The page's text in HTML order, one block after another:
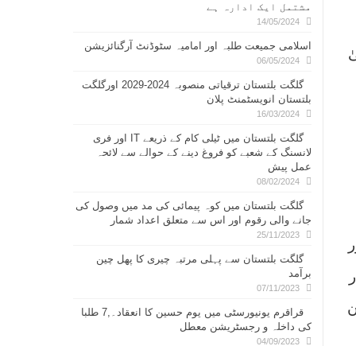
مشتمل ایک ادارہ ہے
14/05/2024
اسلامی جمیعت طلبہ اور امامیہ سٹوڈنٹ آرگنائزیشن
06/05/2024
گلگت بلتستان ترقیاتی منصوبہ 2024-2029 اورگلگت
بلتستان انویسٹمنٹ پلان
16/03/2024
گلگت بلتستان میں ٹیلی کام کے ذریعے IT اور فری
لانسنگ کے شعبے کو فروغ دینے کے حوالے سے لائحہ
عمل پیش
08/02/2024
گلگت بلتستان میں کوہ پیمائی کی مد میں وصول کی
جانے والی رقوم اور اس سے متعلق اعداد شمار
25/11/2023
گلگت بلتستان سے پہلی مرتبہ چیری کا پھل چین
برآمد
07/11/2023
قراقرم یونیورسٹی میں یوم حسین کا انعقاد۔,7 طلبا
کی داخلہ و رجسٹریشن معطل
04/09/2023